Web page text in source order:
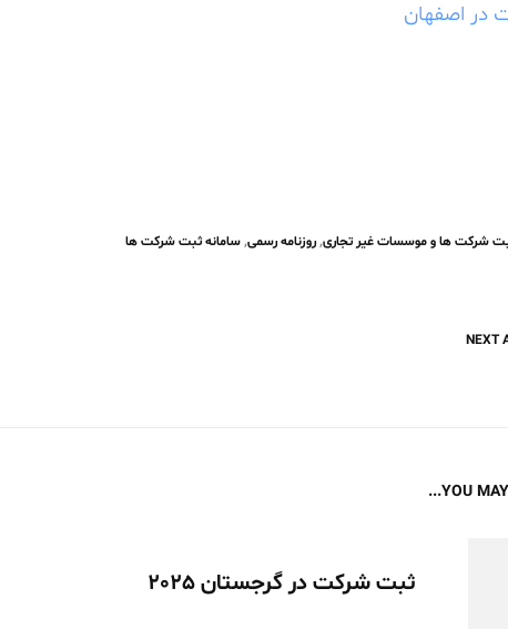
در اصفهان
ثبت شرکت ها و موسسات غیر تجاری,روزنامه رسمی,سامانه ثبت شرکت ها
NEXT
Next
YOU
ثبت شرکت در گرجستان 2025